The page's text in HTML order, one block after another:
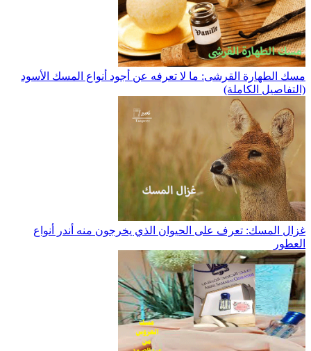
مسك الطهارة القرشى: ما لا تعرفه عن أجود أنواع المسك الأسود
(التفاصيل الكاملة)
غزال المسك: تعرف على الحيوان الذي يخرجون منه أندر أنواع
العطور